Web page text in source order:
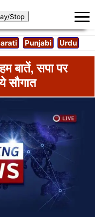
Punjabi Urdu
बातें, सपा पर
सौगात